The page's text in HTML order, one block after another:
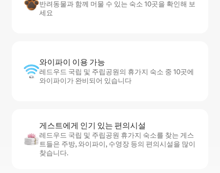
반려동물과 함께 머물 수 있는 숙소 10곳을 확인해 보
세요
와이파이 이용 가능
레드우드 국립 및 주립공원의 휴가지 숙소 중 10곳에
와이파이가 완비되어 있습니다
게스트에게 인기 있는 편의시설
레드우드 국립 및 주립공원 휴가지 숙소를 찾는 게스
트들은 주방, 와이파이, 수영장 등의 편의시설을 많이
찾습니다.